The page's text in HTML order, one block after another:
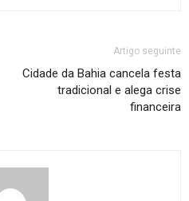
Artigo seguinte
Cidade da Bahia cancela festa
tradicional e alega crise
financeira